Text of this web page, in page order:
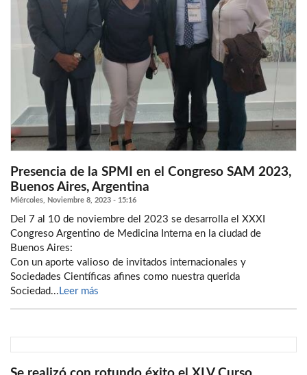
Presencia de la SPMI en el Congreso SAM 2023,
Buenos Aires, Argentina
Miércoles, Noviembre 8, 2023 - 15:16
Del 7 al 10 de noviembre del 2023 se desarrolla el XXXI
Congreso Argentino de Medicina Interna en la ciudad de
Buenos Aires:
Con un aporte valioso de invitados internacionales y
Sociedades Científicas afines como nuestra querida
Sociedad... Leer más